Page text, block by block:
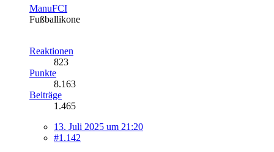
ManuFCI
Fußballikone
Reaktionen
823
Punkte
8.163
Beiträge
1.465
13. Juli 2025 um 21:20
#1.142